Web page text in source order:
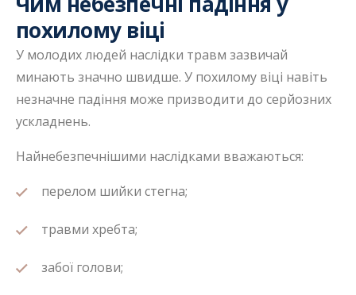
похилому віці
У молодих людей наслідки травм зазвичай
минають значно швидше. У похилому віці навіть
незначне падіння може призводити до серйозних
ускладнень.
Найнебезпечнішими наслідками вважаються:
перелом шийки стегна;
травми хребта;
забої голови;